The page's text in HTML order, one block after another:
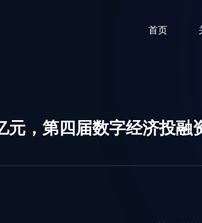
首页
元，第四届数字经济投融